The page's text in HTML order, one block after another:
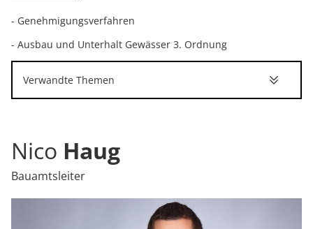
- Genehmigungsverfahren
- Ausbau und Unterhalt Gewässer 3. Ordnung
Verwandte Themen
Nico Haug
Bauamtsleiter